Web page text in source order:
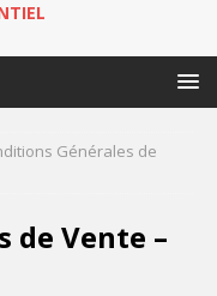
Générales de
de Vente –